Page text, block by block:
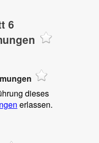
6
dieses
erlassen.